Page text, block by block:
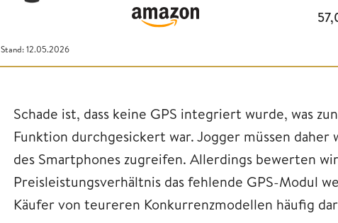
Stand: 12.05.2026
Schade ist, dass keine GPS integriert wurde, was
Funktion durchgesickert war. Jogger müssen
des Smartphones zugreifen. Allerdings bewerten
Preisleistungsverhältnis das fehlende GPS-Modul
Käufer von teureren Konkurrenzmodellen häufig